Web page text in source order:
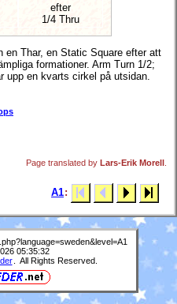
efter
1/4 Thru
en Thar, en Static Square efter att
formationer. Arm Turn 1/2;
upp en kvarts cirkel på utsidan.
Page translated by Lars-Erik Morell
A1:
05:35:32
. All Rights Reserved.